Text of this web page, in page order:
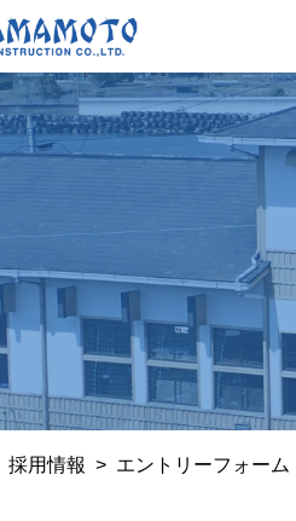
採用情報 > エントリーフォーム